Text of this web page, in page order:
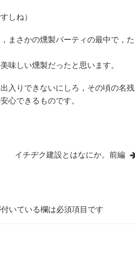
しね）
まさかの燻製パーティの最中で，た
味しい燻製だったと思います。
入りできないにしろ，その頃の名残
心できるものです。
イチヂク建設とはなにか。前編
いている欄は必須項目です